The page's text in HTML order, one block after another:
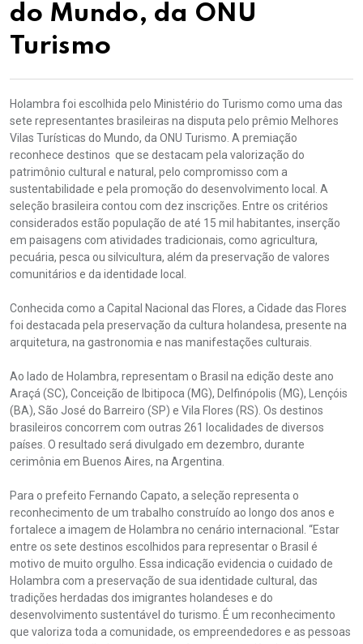
do Mundo, da ONU
Turismo
Holambra foi escolhida pelo Ministério do Turismo como uma das
sete representantes brasileiras na disputa pelo prêmio Melhores
Vilas Turísticas do Mundo, da ONU Turismo. A premiação
reconhece destinos que se destacam pela valorização do
patrimônio cultural e natural, pelo compromisso com a
sustentabilidade e pela promoção do desenvolvimento local. A
seleção brasileira contou com dez inscrições. Entre os critérios
considerados estão população de até 15 mil habitantes, inserção
em paisagens com atividades tradicionais, como agricultura,
pecuária, pesca ou silvicultura, além da preservação de valores
comunitários e da identidade local.
Conhecida como a Capital Nacional das Flores, a Cidade das Flores
foi destacada pela preservação da cultura holandesa, presente na
arquitetura, na gastronomia e nas manifestações culturais.
Ao lado de Holambra, representam o Brasil na edição deste ano
Araçá (SC), Conceição de Ibitipoca (MG), Delfinópolis (MG), Lençóis
(BA), São José do Barreiro (SP) e Vila Flores (RS). Os destinos
brasileiros concorrem com outras 261 localidades de diversos
países. O resultado será divulgado em dezembro, durante
cerimônia em Buenos Aires, na Argentina.
Para o prefeito Fernando Capato, a seleção representa o
reconhecimento de um trabalho construído ao longo dos anos e
fortalece a imagem de Holambra no cenário internacional. “Estar
entre os sete destinos escolhidos para representar o Brasil é
motivo de muito orgulho. Essa indicação evidencia o cuidado de
Holambra com a preservação de sua identidade cultural, das
tradições herdadas dos imigrantes holandeses e do
desenvolvimento sustentável do turismo. É um reconhecimento
que valoriza toda a comunidade, os empreendedores e as pessoas